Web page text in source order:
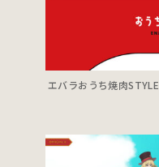
エバラおうち焼肉STYLE